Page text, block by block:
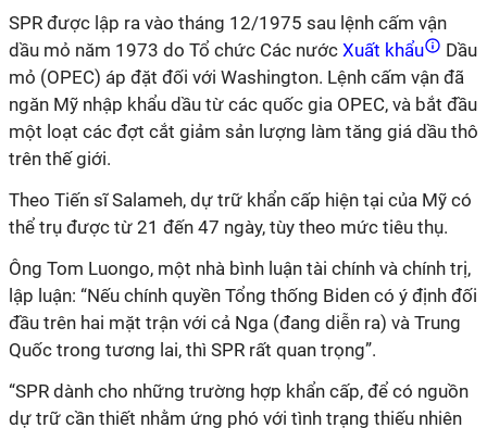
SPR được lập ra vào tháng 12/1975 sau lệnh cấm vận
dầu mỏ năm 1973 do Tổ chức Các nước Xuất khẩu
Dầu
mỏ (OPEC) áp đặt đối với Washington. Lệnh cấm vận đã
ngăn Mỹ nhập khẩu dầu từ các quốc gia OPEC, và bắt đầu
một loạt các đợt cắt giảm sản lượng làm tăng giá dầu thô
trên thế giới.
Theo Tiến sĩ Salameh, dự trữ khẩn cấp hiện tại của Mỹ có
thể trụ được từ 21 đến 47 ngày, tùy theo mức tiêu thụ.
Ông Tom Luongo, một nhà bình luận tài chính và chính trị,
lập luận: “Nếu chính quyền Tổng thống Biden có ý định đối
đầu trên hai mặt trận với cả Nga (đang diễn ra) và Trung
Quốc trong tương lai, thì SPR rất quan trọng”.
“SPR dành cho những trường hợp khẩn cấp, để có nguồn
dự trữ cần thiết nhằm ứng phó với tình trạng thiếu nhiên